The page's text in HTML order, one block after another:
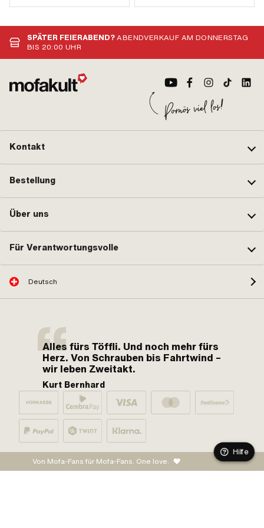
SPÄTER FEIERABEND?ABENDVERKAUF AM DONNERSTAG
BIS 20:00 UHR
Kontakt
Bestellung
Über uns
Für Verantwortungsvolle
Deutsch
Alles fürs Töffli. Und noch mehr fürs
Herz. Von Schrauben bis Fahrtwind –
wir leben Zweitakt.
Kurt Bernhard
Von Mofa-Fans für Mofa-Fans. One love.
Hilfe